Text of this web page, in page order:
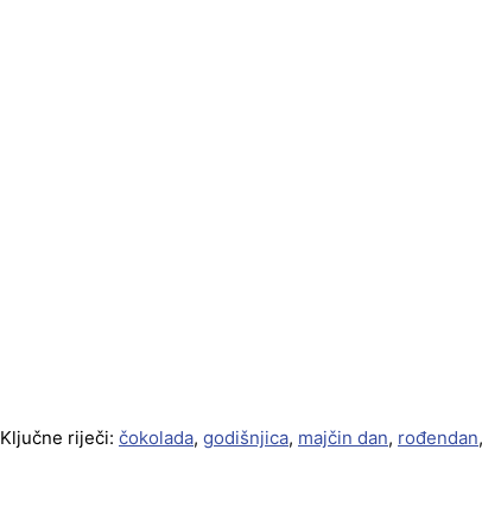
Ključne riječi: čokolada, godišnjica, majčin dan, rođendan,